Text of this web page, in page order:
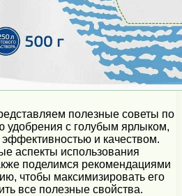
полезные советы по
удобрения с голубым ярлыком,
эффективностью и качеством.
аспекты использования
поделимся рекомендациями
чтобы максимизировать его
все полезные свойства.